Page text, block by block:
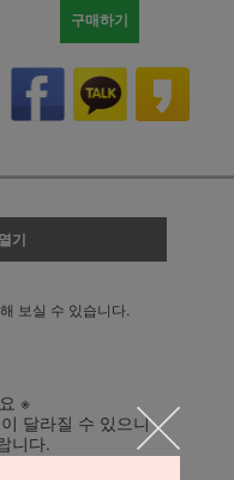
구매하기
기
보실 수 있습니다.
※
달라질 수 있으니
니다.